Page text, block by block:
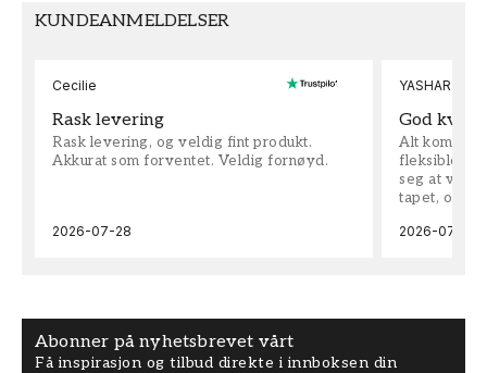
KUNDEANMELDELSER
Cecilie
Rask levering
Rask levering, og veldig fint produkt.
Akkurat som forventet. Veldig fornøyd.
2026-07-28
YASHAR
God
Alt kom
fleksible på
seg at vi
tapet, og
2026-07-04
Abonner på nyhetsbrevet vårt
Få inspirasjon og tilbud direkte i innboksen din